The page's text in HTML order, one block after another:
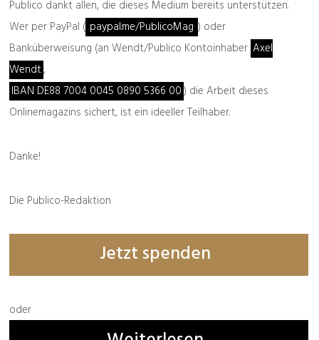
Bestellbarhierundhier
Publico dankt allen, die dieses Medium bereits unterstützen.
Wer per PayPal ( paypal.me/PublicoMag ) oder
Banküberweisung (an Wendt/Publico Kontoinhaber Axel
Wendt,
IBAN DE88 7004 0045 0890 5366 00) die Arbeit dieses
Onlinemagazins sichert, ist ein ideeller Teilhaber.
Danke!
Die Publico-Redaktion
Jetzt spenden
oder